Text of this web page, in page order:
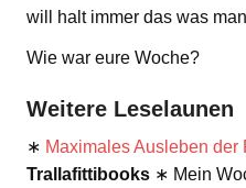
will halt immer das was
Wie war eure Woche?
Weitere Leselaunen
∗ Maximales Ausleben der
Trallafittibooks ∗ Mein